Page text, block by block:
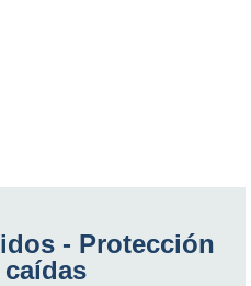
- Protección